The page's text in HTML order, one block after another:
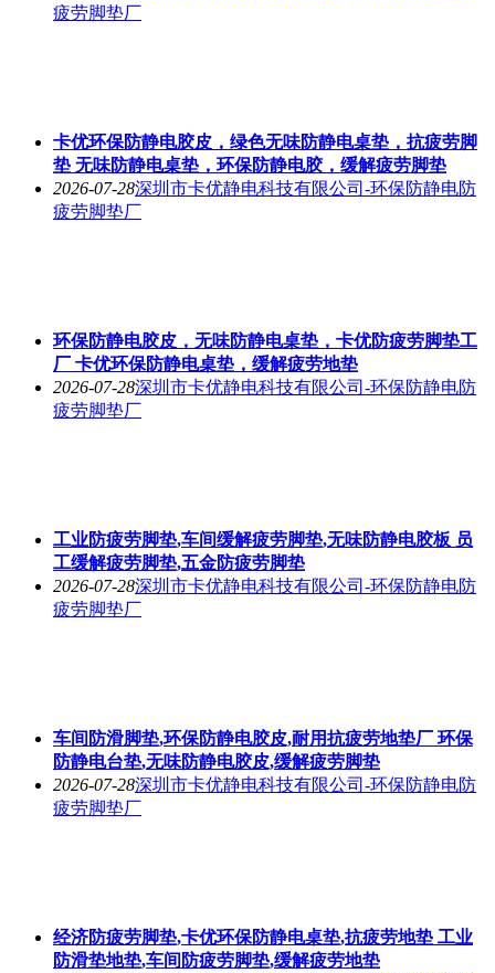
疲劳脚垫厂
卡优环保防静电胶皮，绿色无味防静电桌垫，抗疲劳脚
垫 无味防静电桌垫，环保防静电胶，缓解疲劳脚垫
2026-07-28深圳市卡优静电科技有限公司-环保防静电防
疲劳脚垫厂
环保防静电胶皮，无味防静电桌垫，卡优防疲劳脚垫工
厂 卡优环保防静电桌垫，缓解疲劳地垫
2026-07-28深圳市卡优静电科技有限公司-环保防静电防
疲劳脚垫厂
工业防疲劳脚垫,车间缓解疲劳脚垫,无味防静电胶板 员
工缓解疲劳脚垫,五金防疲劳脚垫
2026-07-28深圳市卡优静电科技有限公司-环保防静电防
疲劳脚垫厂
车间防滑脚垫,环保防静电胶皮,耐用抗疲劳地垫厂 环保
防静电台垫,无味防静电胶皮,缓解疲劳脚垫
2026-07-28深圳市卡优静电科技有限公司-环保防静电防
疲劳脚垫厂
经济防疲劳脚垫,卡优环保防静电桌垫,抗疲劳地垫 工业
防滑垫地垫,车间防疲劳脚垫,缓解疲劳地垫